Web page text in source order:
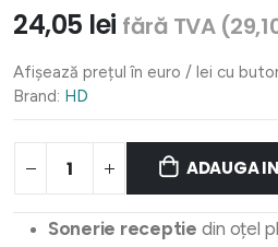
24,05 lei fără TVA (
Afișează prețul în euro / lei cu
Brand: HD
ADAUGA
Sonerie receptie din oțel